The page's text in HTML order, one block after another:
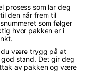
prosess som lar deg
den når frem til
som følger
hvor pakken er i
du være trygg på at
stand. Det gir deg
av pakken og være